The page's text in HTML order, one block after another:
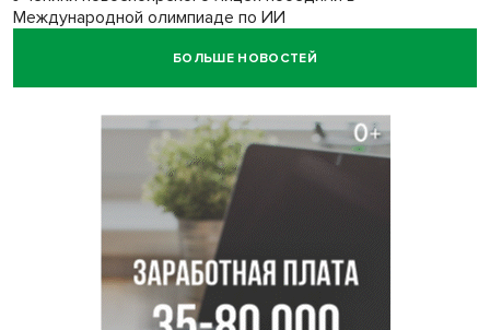
Международной олимпиаде по ИИ
БОЛЬШЕ НОВОСТЕЙ